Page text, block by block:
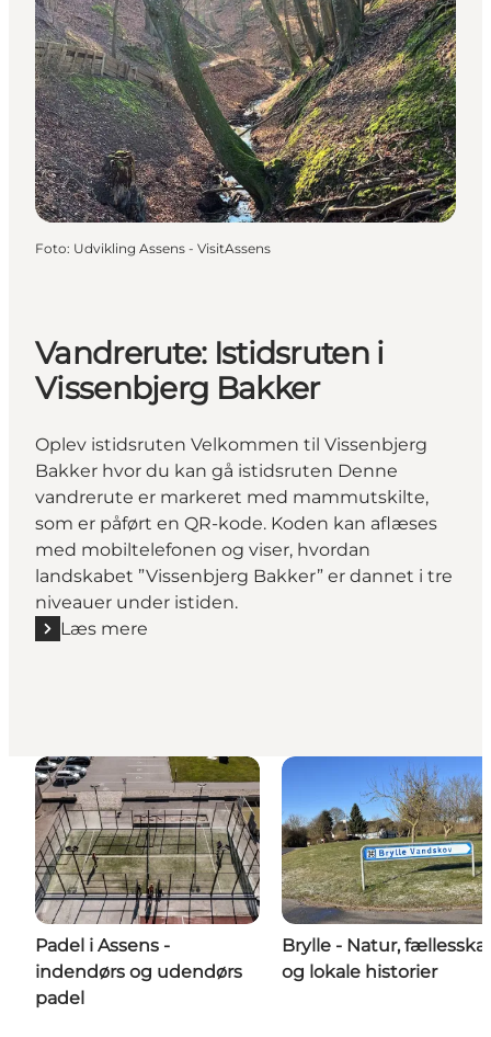
Foto: Udvikling Assens - VisitAssens
Vandrerute: Istidsruten i
Vissenbjerg Bakker
Oplev istidsruten Velkommen til Vissenbjerg
Bakker hvor du kan gå istidsruten Denne
vandrerute er markeret med mammutskilte,
som er påført en QR-kode. Koden kan aflæses
med mobiltelefonen og viser, hvordan
landskabet ”Vissenbjerg Bakker” er dannet i tre
niveauer under istiden.
Læs mere
Læs mere "Vandrerute: Istidsruten i Vissenbjerg
Padel i Assens -
indendørs og udendørs
padel
Brylle - Natur,
og lokale historier